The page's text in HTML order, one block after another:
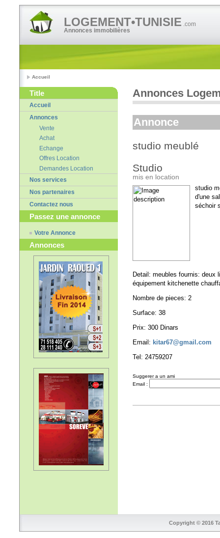
LOGEMENT•TUNISIE .com
Annonces immobilières
Accueil
Title
Accueil
Annonces
Vente
Achat
Echange
Offres Location
Demandes Location
Nos services
Nos partenaires
Contactez nous
Passez une annonce
Votre Annonce
Annonces
Annonces
Annonce
studio meublé
Studio
mis en location
studio
d'une
séchoir
Detail: meubles fournis:
équipement kitchenette
Nombre de pieces: 2
Surface: 38
Prix: 300 Dinars
Email: kitar67@gmail.com
Tel: 24759207
Suggerer a un ami
Email :
Copyright © 2016